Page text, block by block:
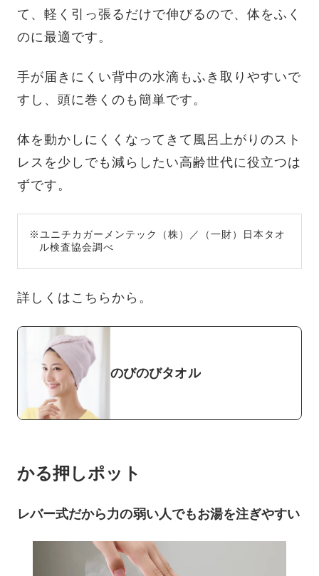
て、軽く引っ張るだけで伸びるので、体をふく
のに最適です。
手が届きにくい背中の水滴もふき取りやすいで
すし、頭に巻くのも簡単です。
体を動かしにくくなってきて風呂上がりのスト
レスを少しでも減らしたい高齢世代に役立つは
ずです。
※ユニチカガーメンテック（株）／（一財）日本タオ
ル検査協会調べ
詳しくはこちらから。
のびのびタオル
かる押しポット
レバー式だから力の弱い人でもお湯を注ぎやすい